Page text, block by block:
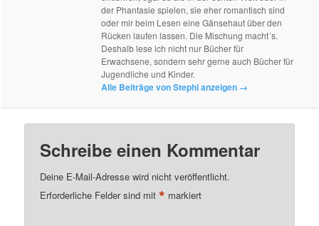
der Phantasie spielen, sie eher romantisch sind
oder mir beim Lesen eine Gänsehaut über den
Rücken laufen lassen. Die Mischung macht´s.
Deshalb lese ich nicht nur Bücher für
Erwachsene, sondern sehr gerne auch Bücher für
Jugendliche und Kinder.
Alle Beiträge von Stephi anzeigen →
Schreibe einen Kommentar
Deine E-Mail-Adresse wird nicht veröffentlicht.
Erforderliche Felder sind mit* markiert